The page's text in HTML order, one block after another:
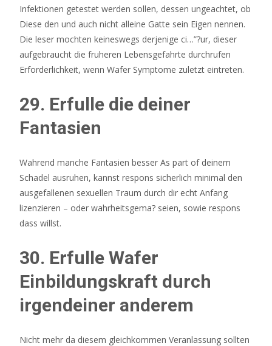
Infektionen getestet werden sollen, dessen ungeachtet, ob
Diese den und auch nicht alleine Gatte sein Eigen nennen.
Die leser mochten keineswegs derjenige ci…”?ur, dieser
aufgebraucht die fruheren Lebensgefahrte durchrufen
Erforderlichkeit, wenn Wafer Symptome zuletzt eintreten.
29. Erfulle die deiner
Fantasien
Wahrend manche Fantasien besser As part of deinem
Schadel ausruhen, kannst respons sicherlich minimal den
ausgefallenen sexuellen Traum durch dir echt Anfang
lizenzieren – oder wahrheitsgema? seien, sowie respons
dass willst.
30. Erfulle Wafer
Einbildungskraft durch
irgendeiner anderem
Nicht mehr da diesem gleichkommen Veranlassung sollten